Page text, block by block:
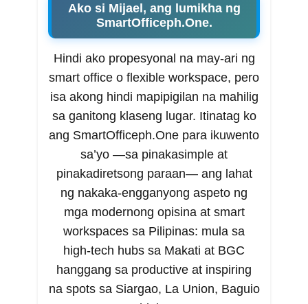
Ako si Mijael, ang lumikha ng
SmartOfficeph.One.
Hindi ako propesyonal na may-ari ng
smart office o flexible workspace, pero
isa akong hindi mapipigilan na mahilig
sa ganitong klaseng lugar. Itinatag ko
ang SmartOfficeph.One para ikuwento
sa’yo —sa pinakasimple at
pinakadiretsong paraan— ang lahat
ng nakaka-engganyong aspeto ng
mga modernong opisina at smart
workspaces sa Pilipinas: mula sa
high-tech hubs sa Makati at BGC
hanggang sa productive at inspiring
na spots sa Siargao, La Union, Baguio